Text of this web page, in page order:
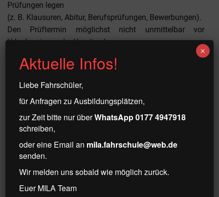
Prüfungen legen
(z. B. Klausuren, Abitur, Berufsprüfungen, Bewerbungen).
Den Prüftermin möglichst nicht unmittelbar vor
Urlaubsreisen oder Umzüge legen.
Praktische Kleidung bei der Prüfung
Leichte und luftige, bequeme Kleidung wählen; bei
Zweiradprüfungen: Schutzkleidung,
festes Schuhwerk.Für gutes Gesichtsfeld sorgen, keine
dunkle Sonnenbrille, keine Haare im Gesicht.
Rechtliche Anforderungen,
Kleine Fehler werden in jeder Prüfungsfahrt gemacht.
Aktuelle Infos!
Liebe Fahrschüler,
für Anfragen zu Ausbildungsplätzen,
zur Zeit bitte nur überWhatsApp 0177 4947918
schreiben,
oder eine Email an mila.fahrschule@web.de
senden.
Wir melden uns sobald wie möglich zurück.
Euer MILA Team
×